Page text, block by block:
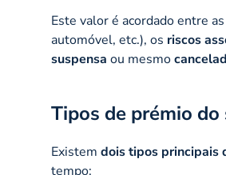
Este valor é acordado entre
automóvel, etc.), os riscos
suspensa ou mesmo
Tipos de prémio do
Existem dois tipos principais
tempo: